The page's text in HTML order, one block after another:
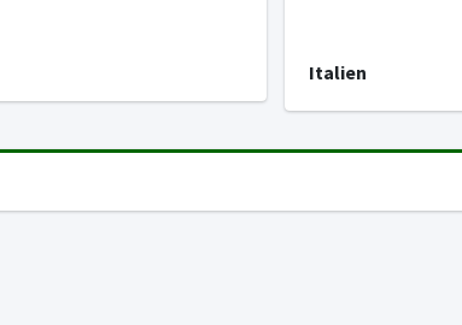
Italien